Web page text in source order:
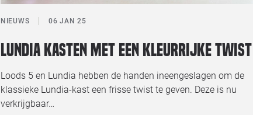
NIEUWS 06 JAN 25
Lundia kasten met een kleurrijke twist
Loods 5 en Lundia hebben de handen ineengeslagen om de
klassieke Lundia-kast een frisse twist te geven. Deze is nu
verkrijgbaar…